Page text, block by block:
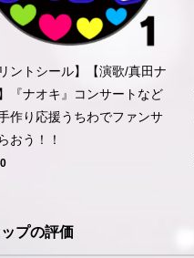
リントシール】【演歌/真田ナ
『ナオキ』コンサートなど
作り応援うちわでファンサ
おう！！
プの評価